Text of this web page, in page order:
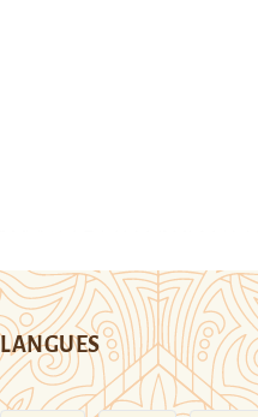
LANGUES